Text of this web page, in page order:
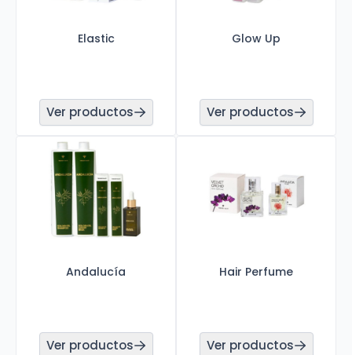
Elastic
Ver productos
Glow Up
Ver productos
Andalucía
Ver productos
Hair Perfume
Ver productos